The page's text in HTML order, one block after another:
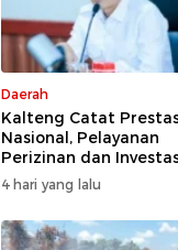
Daerah
Kalteng Catat
Nasional, Pelayanan
Perizinan dan
Raih Predikat Sangat
4 hari yang lalu